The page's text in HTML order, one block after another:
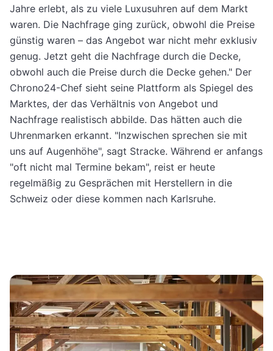
Jahre erlebt, als zu viele Luxusuhren auf dem Markt
waren. Die Nachfrage ging zurück, obwohl die Preise
günstig waren – das Angebot war nicht mehr exklusiv
genug. Jetzt geht die Nachfrage durch die Decke,
obwohl auch die Preise durch die Decke gehen." Der
Chrono24-Chef sieht seine Plattform als Spiegel des
Marktes, der das Verhältnis von Angebot und
Nachfrage realistisch abbilde. Das hätten auch die
Uhrenmarken erkannt. "Inzwischen sprechen sie mit
uns auf Augenhöhe", sagt Stracke. Während er anfangs
"oft nicht mal Termine bekam", reist er heute
regelmäßig zu Gesprächen mit Herstellern in die
Schweiz oder diese kommen nach Karlsruhe.